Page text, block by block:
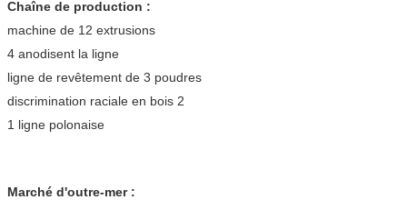
Chaîne de production :
machine de 12 extrusions
4 anodisent la ligne
ligne de revêtement de 3 poudres
discrimination raciale en bois 2
1 ligne polonaise
Marché d'outre-mer :